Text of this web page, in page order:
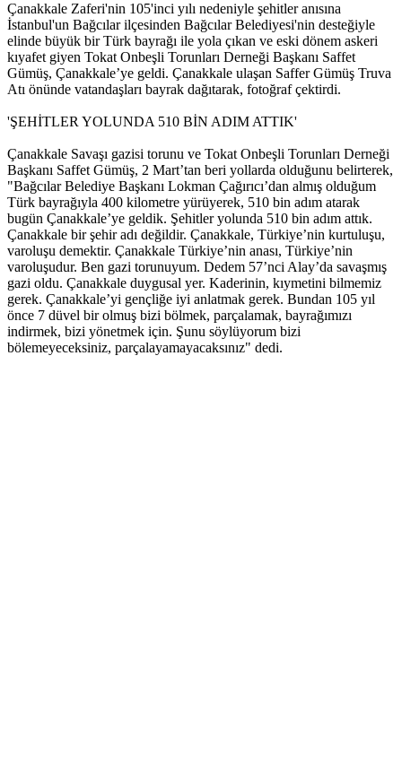
Çanakkale Zaferi'nin 105'inci yılı nedeniyle şehitler anısına
İstanbul'un Bağcılar ilçesinden Bağcılar Belediyesi'nin desteğiyle
elinde büyük bir Türk bayrağı ile yola çıkan ve eski dönem askeri
kıyafet giyen Tokat Onbeşli Torunları Derneği Başkanı Saffet
Gümüş, Çanakkale’ye geldi. Çanakkale ulaşan Saffer Gümüş Truva
Atı önünde vatandaşları bayrak dağıtarak, fotoğraf çektirdi.
'ŞEHİTLER YOLUNDA 510 BİN ADIM ATTIK'
Çanakkale Savaşı gazisi torunu ve Tokat Onbeşli Torunları Derneği
Başkanı Saffet Gümüş, 2 Mart’tan beri yollarda olduğunu belirterek,
"Bağcılar Belediye Başkanı Lokman Çağırıcı’dan almış olduğum
Türk bayrağıyla 400 kilometre yürüyerek, 510 bin adım atarak
bugün Çanakkale’ye geldik. Şehitler yolunda 510 bin adım attık.
Çanakkale bir şehir adı değildir. Çanakkale, Türkiye’nin kurtuluşu,
varoluşu demektir. Çanakkale Türkiye’nin anası, Türkiye’nin
varoluşudur. Ben gazi torunuyum. Dedem 57’nci Alay’da savaşmış
gazi oldu. Çanakkale duygusal yer. Kaderinin, kıymetini bilmemiz
gerek. Çanakkale’yi gençliğe iyi anlatmak gerek. Bundan 105 yıl
önce 7 düvel bir olmuş bizi bölmek, parçalamak, bayrağımızı
indirmek, bizi yönetmek için. Şunu söylüyorum bizi
bölemeyeceksiniz, parçalayamayacaksınız" dedi.